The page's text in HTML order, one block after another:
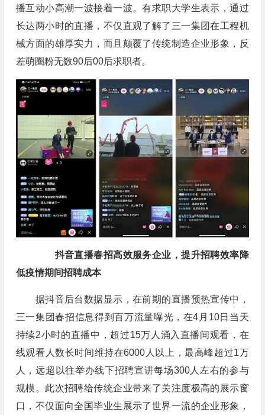
播互动小高潮一波接着一波。有求职大学生表示，通过
长达两小时的直播，不仅直观了解了三一集团在工程机
械方面的雄厚实力，而且颠覆了传统制造企业形象，反
差萌圈粉无数90后00后求职者。
抖音直播春招高效服务企业，提升招聘效率降
低疫情期间招聘成本
据抖音后台数据显示，在前期的直播预热宣传中，
三一集团春招信息得到百万流量曝光，在4月10日当天
持续2小时的直播中，超过15万人涌入直播间观看，在
线观看人数长时间维持在6000人以上，最高峰超过1万
人，远超以往举办线下招聘宣讲每场300人左右的参与
规模。此次招聘给传统企业带来了关注度极高的展示窗
口，不仅面向全国毕业生展示了世界一流的企业形象，